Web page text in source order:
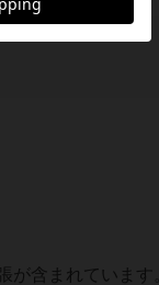
含まれています